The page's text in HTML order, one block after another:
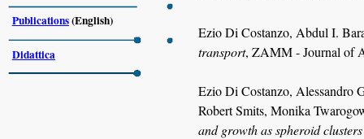
Ezio Di Costanzo, Abdul I.
transport, ZAMM - Journal of
Ezio Di Costanzo, Alessandro
Robert Smits, Monika
and growth as spheroid
Publications(English)
Didattica